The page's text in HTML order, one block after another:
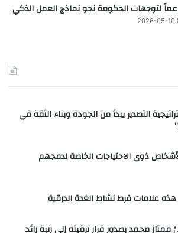
لتوجهات الحكومة نحو نماذج العمل الذكي
2026-05-10
التصدير يبدأ من الجودة وبناء الثقة في
ذوى الاحتياجات الخاصة لدمجهم
علامات فرط نشاط الغدة الدرقية
محمد بصدور قرار ترقيته إلى رتبة رائد